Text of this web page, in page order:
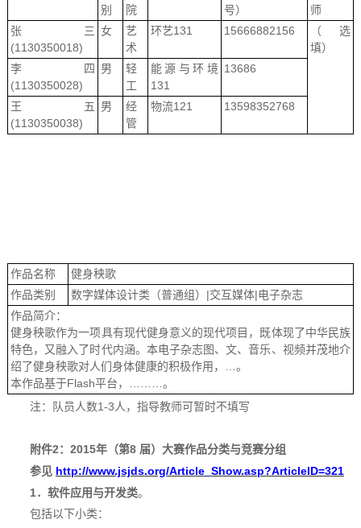
别
院
号）
师
张三
(1130350018)
女
艺
术
环艺131 15666882156
（选
填）
李四
(1130350028)
男
轻
工
能源与环境
131
13686
王五
(1130350038)
男
经
管
物流121 13598352768
作品名称
健身秧歌
作品类别
数字媒体设计类（普通组）|交互媒体|电子杂志
作品简介：
健身秧歌作为一项具有现代健身意义的现代项目，既体现了中华民族
特色，又融入了时代内涵。本电子杂志图、文、音乐、视频并茂地介
绍了健身秧歌对人们身体健康的积极作用，…。
本作品基于Flash平台，………。
注：队员人数1-3人，指导教师可暂时不填写
附件2：2015年（第8 届）大赛作品分类与竞赛分组
参见 http://www.jsjds.org/Article_Show.asp?ArticleID=321
1．软件应用与开发类。
包括以下小类：